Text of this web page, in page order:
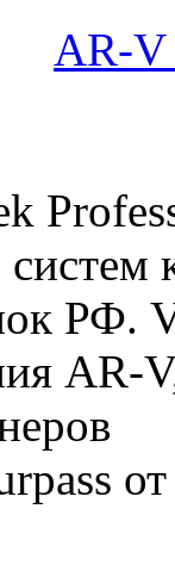
AR-V
РФ.
AR-